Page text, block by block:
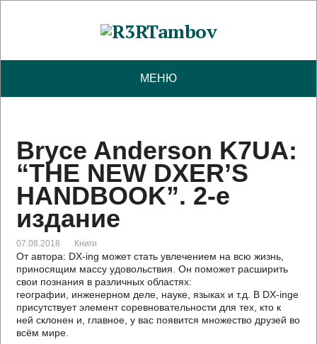
МЕНЮ
Bryce Anderson K7UA:
“THE NEW DXER’S
HANDBOOK”. 2-е
издание
07.08.2018 Книги
От автора: DX-ing может стать увлечением на всю жизнь,
приносящим массу удовольствия. Он поможет расширить
свои познания в различных областях:
географии, инженерном деле, науке, языках и т.д. В DX-ingе
присутствует элемент соревновательности для тех, кто к
ней склонен и, главное, у вас появится множество друзей во
всём мире.